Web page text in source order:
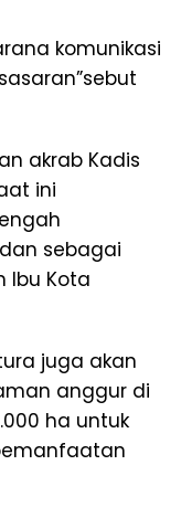
komunikasi
akrab Kadis
ini
sebagai
Ibu Kota
juga akan
anggur di
ha untuk